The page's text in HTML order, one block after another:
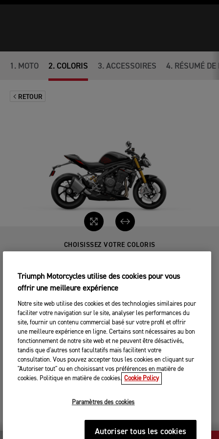
1 . MOTO 2. COLORIS 3. ACCESSOIRES 4. RÉSUMÉ DE
RETOUR
CHOISISSEZ VOTRE COLORIS
JET BLACK
Inclus de série
GRANITE / DIABLO RED
450,00 $
Triumph Motorcycles utilise des cookies pour vous
offrir une meilleure expérience
Notre site web utilise des cookies et des technologies similaires pour
faciliter votre navigation sur le site, analyser les performances du
site, fournir un contenu commercial basé sur votre profil et offrir
une meilleure expérience en ligne. Certains sont nécessaires au bon
fonctionnement de notre site web et ne peuvent être désactivés,
tandis que d'autres sont facultatifs mais facilitent votre
consultation. Vous pouvez accepter tous les cookies en cliquant sur
"Autoriser tout" ou en choisissant vos préférences en matière de
cookies. Politique en matière de cookies. Cookie Policy
Paramètres des cookies
Autoriser tous les cookies